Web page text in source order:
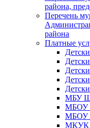
района,
Перечень
района
Платные
МБУ
МБОУ
МБОУ
МКУК